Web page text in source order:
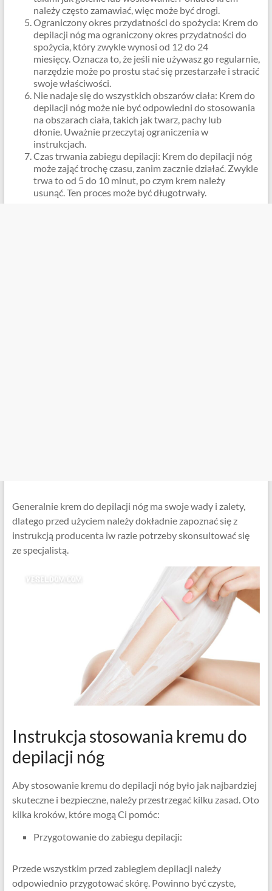
należy często zamawiać, więc może być drogi.
Ograniczony okres przydatności do spożycia: Krem do
depilacji nóg ma ograniczony okres przydatności do
spożycia, który zwykle wynosi od 12 do 24
miesięcy. Oznacza to, że jeśli nie używasz go regularnie,
narzędzie może po prostu stać się przestarzałe i stracić
swoje właściwości.
Nie nadaje się do wszystkich obszarów ciała: Krem do
depilacji nóg może nie być odpowiedni do stosowania
na obszarach ciała, takich jak twarz, pachy lub
dłonie. Uważnie przeczytaj ograniczenia w
instrukcjach.
Czas trwania zabiegu depilacji: Krem do depilacji nóg
może zająć trochę czasu, zanim zacznie działać. Zwykle
trwa to od 5 do 10 minut, po czym krem ​​należy
usunąć. Ten proces może być długotrwały.
Generalnie krem ​​do depilacji nóg ma swoje wady i zalety,
dlatego przed użyciem należy dokładnie zapoznać się z
instrukcją producenta iw razie potrzeby skonsultować się
ze specjalistą.
Instrukcja stosowania kremu do
depilacji nóg
Aby stosowanie kremu do depilacji nóg było jak najbardziej
skuteczne i bezpieczne, należy przestrzegać kilku zasad. Oto
kilka kroków, które mogą Ci pomóc:
Przygotowanie do zabiegu depilacji:
Przede wszystkim przed zabiegiem depilacji należy
odpowiednio przygotować skórę. Powinno być czyste,